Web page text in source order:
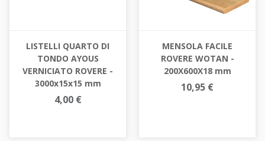
LISTELLI QUARTO DI
TONDO AYOUS
VERNICIATO ROVERE -
3000x15x15 mm
4,00 €
MENSOLA FACILE
ROVERE WOTAN -
200X600X18 mm
10,95 €